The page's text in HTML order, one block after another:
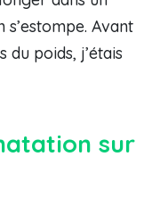
Avant
poids, j’étais
sur